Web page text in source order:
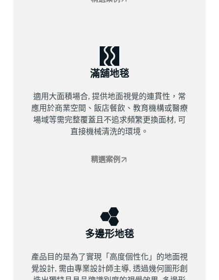
滿舖地毯
適用大面積場合, 提供地面視覺的連貫性，常
應用於商業空間、飯店餐飲、教育機構或醫療
場域等需完整覆蓋且不追求頻繁更換面材, 可
直接機械清洗的環境。
精選案例
多邊形地毯
產品目的是為了實現「高度個性化」的地面視
覺設計, 需由專業設計師主導, 透過幾何圖形創